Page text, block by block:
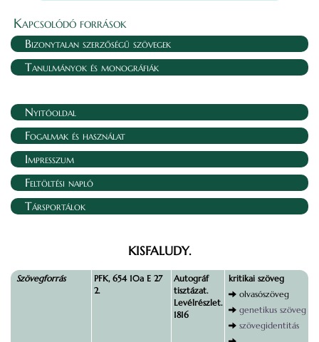
Kapcsolódó források
Bizonytalan szerzőségű szövegek
Tanulmányok és monográfiák
Nyitóoldal
Fogalmak és használat
Impresszum
Feltöltési napló
Társportálok
KISFALUDY.
Szövegforrás
PFK, 654 10a E 27
2.
Autográf
tisztázat.
Levélrészlet.
1816
kritikai szöveg
olvasószöveg
genetikus szöveg
szövegidentitás